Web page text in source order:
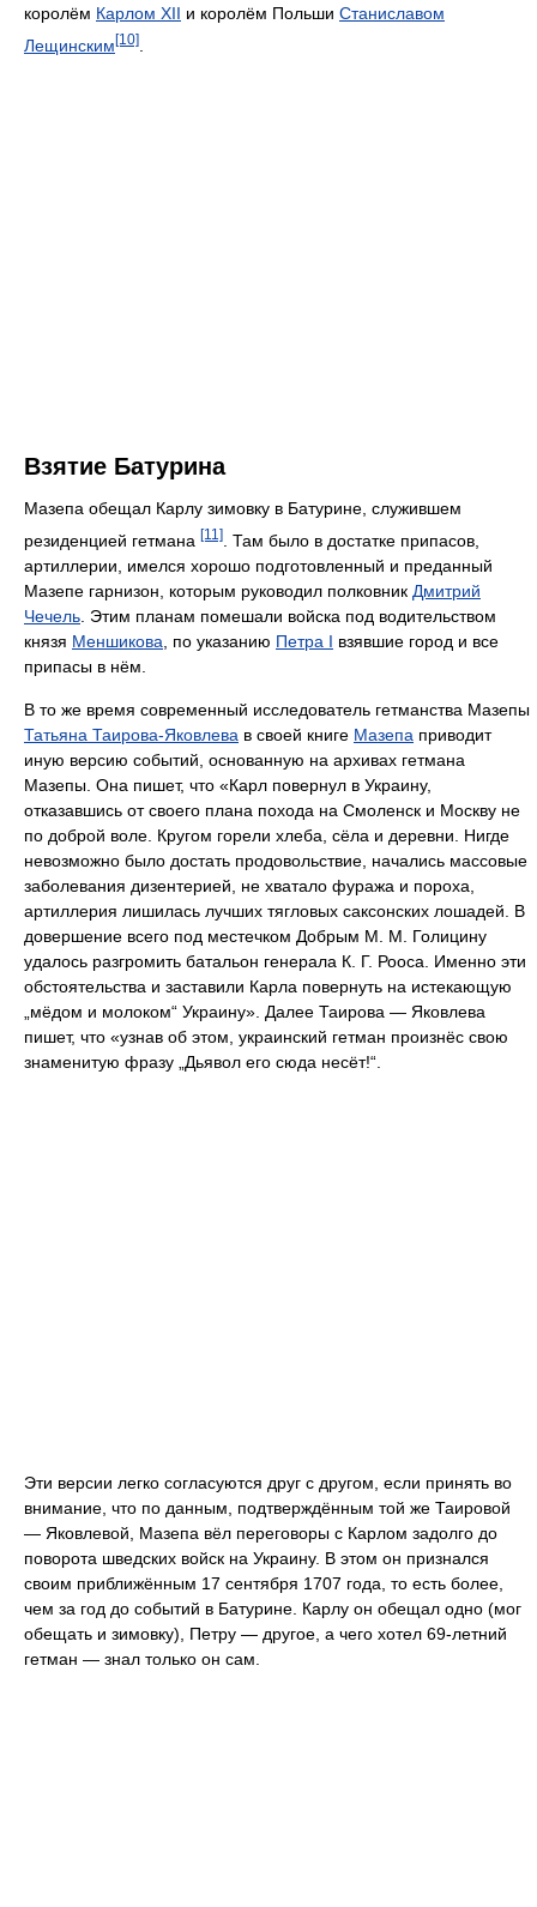
королём Карлом XII и королём Польши Станиславом
Лещинским [10]
Взятие Батурина
Мазепа обещал Карлу зимовку в Батурине, служившем
резиденцией гетмана [11]
. Там было в достатке припасов,
артиллерии, имелся хорошо подготовленный и преданный
Мазепе гарнизон, которым руководил полковник Дмитрий
Чечель . Этим планам помешали войска под водительством
князя Меншикова , по указанию Петра I взявшие город и все
припасы в нём.
В то же время современный исследователь гетманства Мазепы
Татьяна Таирова-Яковлева в своей книге Мазепа приводит
иную версию событий, основанную на архивах гетмана
Мазепы. Она пишет, что «Карл повернул в Украину,
отказавшись от своего плана похода на Смоленск и Москву не
по доброй воле. Кругом горели хлеба, сёла и деревни. Нигде
невозможно было достать продовольствие, начались массовые
заболевания дизентерией, не хватало фуража и пороха,
артиллерия лишилась лучших тягловых саксонских лошадей. В
довершение всего под местечком Добрым М. М. Голицину
удалось разгромить батальон генерала К. Г. Рооса. Именно эти
обстоятельства и заставили Карла повернуть на истекающую
„мёдом и молоком“ Украину». Далее Таирова — Яковлева
пишет, что «узнав об этом, украинский гетман произнёс свою
знаменитую фразу „Дьявол его сюда несёт!“.
Эти версии легко согласуются друг с другом, если принять во
внимание, что по данным, подтверждённым той же Таировой
— Яковлевой, Мазепа вёл переговоры с Карлом задолго до
поворота шведских войск на Украину. В этом он признался
своим приближённым 17 сентября 1707 года, то есть более,
чем за год до событий в Батурине. Карлу он обещал одно (мог
обещать и зимовку), Петру — другое, а чего хотел 69-летний
гетман — знал только он сам.